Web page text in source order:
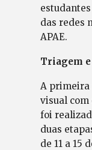
das redes
APAE.
Triagem e
A primeira
visual
foi
duas
de 11 a 15